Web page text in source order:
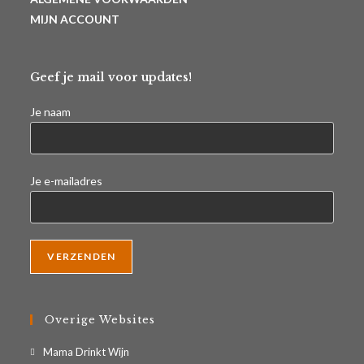
MIJN ACCOUNT
Geef je mail voor updates!
Je naam
Je e-mailadres
Overige Websites
Mama Drinkt Wijn